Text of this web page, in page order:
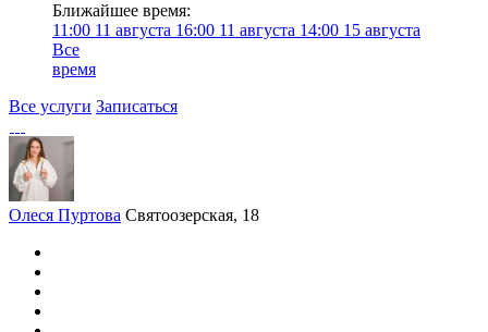
Ближайшее время:
11:00 11 августа 16:00 11 августа 14:00 15 августа
Все
время
Все услуги Записаться
Олеся Пуртова Святоозерская, 18